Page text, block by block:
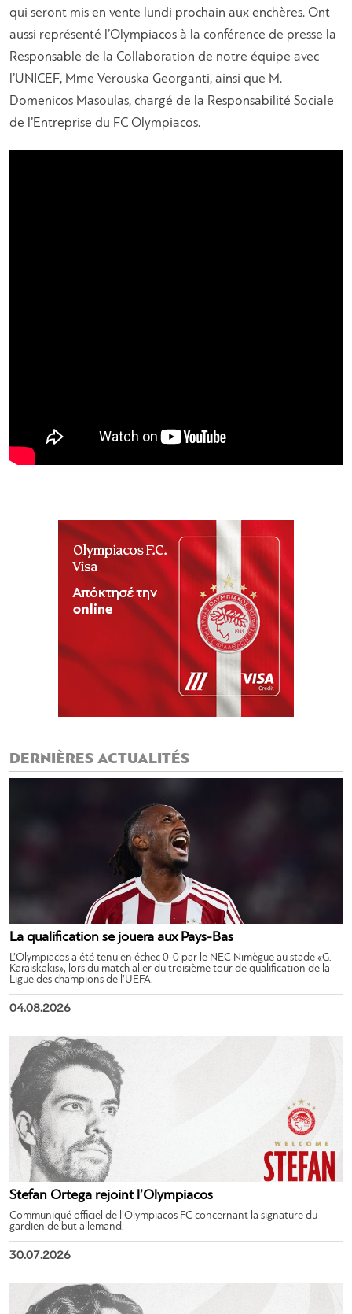
qui seront mis en vente lundi prochain aux enchères. Ont
aussi représenté l’Olympiacos à la conférence de presse la
Responsable de la Collaboration de notre équipe avec
l’UNICEF, Mme Verouska Georganti, ainsi que M.
Domenicos Masoulas, chargé de la Responsabilité Sociale
de l’Entreprise du FC Olympiacos.
DERNIÈRES ACTUALITÉS
La qualification se jouera aux Pays-Bas
L’Olympiacos a été tenu en échec 0-0 par le NEC Nimègue au stade «G.
Karaiskakis», lors du match aller du troisième tour de qualification de la
Ligue des champions de l’UEFA.
04.08.2026
Stefan Ortega rejoint l’Olympiacos
Communiqué officiel de l’Olympiacos FC concernant la signature du
gardien de but allemand.
30.07.2026